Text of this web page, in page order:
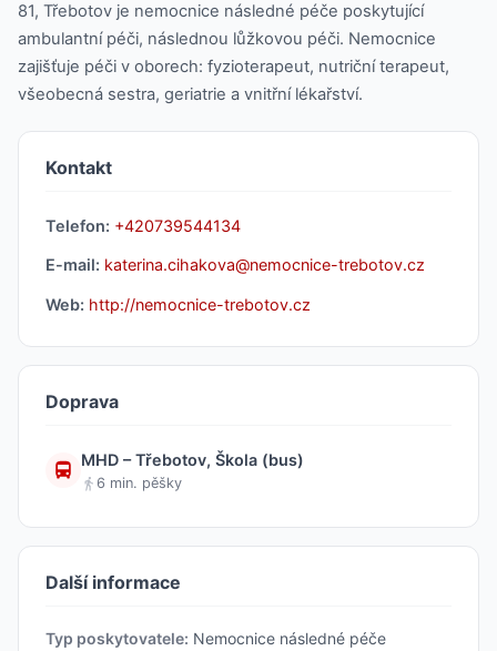
81, Třebotov je nemocnice následné péče poskytující
ambulantní péči, následnou lůžkovou péči. Nemocnice
zajišťuje péči v oborech: fyzioterapeut, nutriční terapeut,
všeobecná sestra, geriatrie a vnitřní lékařství.
Kontakt
Telefon: +420739544134
E-mail: katerina.cihakova@nemocnice-trebotov.cz
Web: http://nemocnice-trebotov.cz
Doprava
MHD – Třebotov, Škola (bus)
6 min. pěšky
Další informace
Typ poskytovatele: Nemocnice následné péče